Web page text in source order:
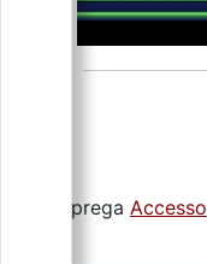
Si prega Accesso